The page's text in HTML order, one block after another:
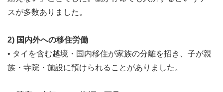
スが多数ありました。
2) 国内外への移住労働
• タイを含む越境・国内移住が家族の分離を招き、子が親
族・寺院・施設に預けられることがありました。